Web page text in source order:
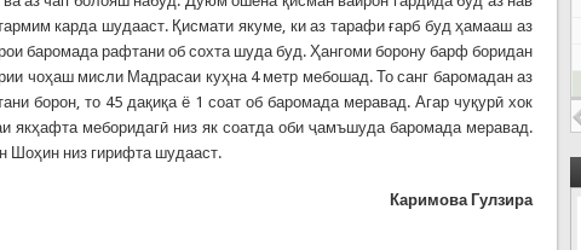
карда шудааст. Қисмати якуме, ки аз тарафи ғарб буд ҳамааш аз
баромада рафтани об сохта шуда буд. Ҳангоми борону барф боридан
чоҳаш мисли Мадрасаи куҳна 4 метр мебошад. То санг баромадан аз
борон, то 45 дақиқа ё 1 соат об баромада меравад. Агар чуқурӣ хок
якҳафта меборидагӣ низ як соатда оби ҷамъшуда баромада меравад.
Шоҳин низ гирифта шудааст.
Каримова Гулзира